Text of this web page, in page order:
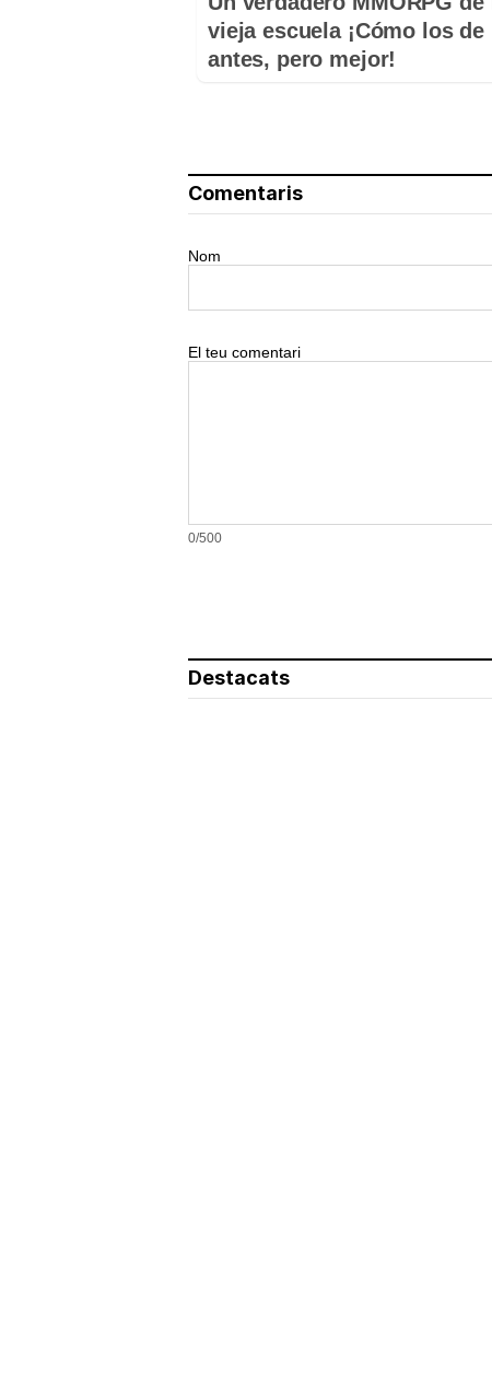
vieja escuela ¡Cómo los de
antes, pero mejor!
Comentaris
Nom
El teu comentari
0/500
Destacats